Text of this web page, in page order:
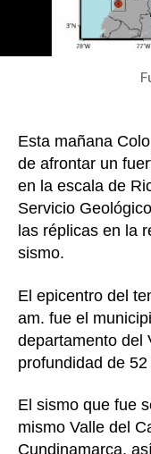
Esta mañana
de afrontar un
en la escala de
Servicio
las réplicas en la
sismo.
El epicentro del
am. fue el
departamento del
profundidad de
El sismo que fue
mismo Valle del
Cundinamarca,